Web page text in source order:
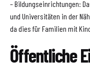
– Bildungseinrichtungen:
und Universitäten in der
da dies für Familien mit
Öffentliche